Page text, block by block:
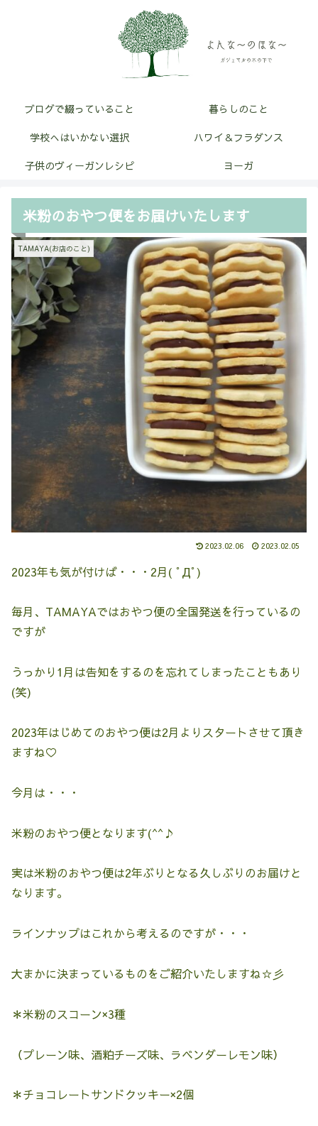
ブログで綴っていること
暮らしのこと
学校へはいかない選択
ハワイ＆フラダンス
子供のヴィーガンレシピ
ヨーガ
米粉のおやつ便をお届けいたします
TAMAYA(お店のこと)
2023.02.06 2023.02.05
2023年も気が付けば・・・2月( ﾟДﾟ)
毎月、TAMAYAではおやつ便の全国発送を行っているの
ですが
うっかり1月は告知をするのを忘れてしまったこともあり
(笑)
2023年はじめてのおやつ便は2月よりスタートさせて頂き
ますね♡
今月は・・・
米粉のおやつ便となります(^^♪
実は米粉のおやつ便は2年ぶりとなる久しぶりのお届けと
なります。
ラインナップはこれから考えるのですが・・・
大まかに決まっているものをご紹介いたしますね☆彡
＊米粉のスコーン×3種
（プレーン味、酒粕チーズ味、ラベンダーレモン味）
＊チョコレートサンドクッキー×2個